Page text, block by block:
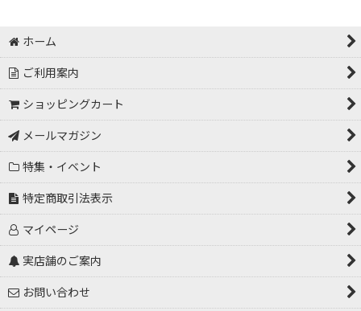
ホーム
ご利用案内
ショッピングカート
メールマガジン
特集・イベント
特定商取引法表示
マイページ
実店舗のご案内
お問い合わせ